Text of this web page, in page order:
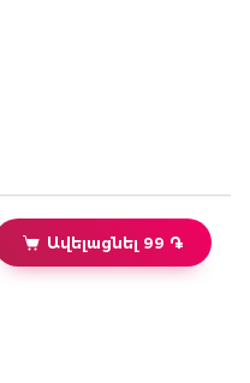
Ավելացնել 99 ֏